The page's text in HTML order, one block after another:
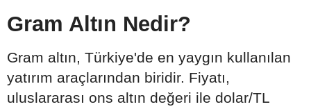
Gram Altın Nedir?
Gram altın, Türkiye'de en yaygın kullanılan
yatırım araçlarından biridir. Fiyatı,
uluslararası ons altın değeri ile dolar/TL